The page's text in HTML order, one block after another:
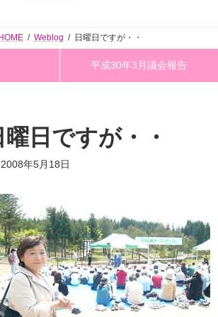
Weblog 日曜日ですが・・
平成30年3月議会報告
曜日ですが・・
最
新
日
時
:
2008年5月18日